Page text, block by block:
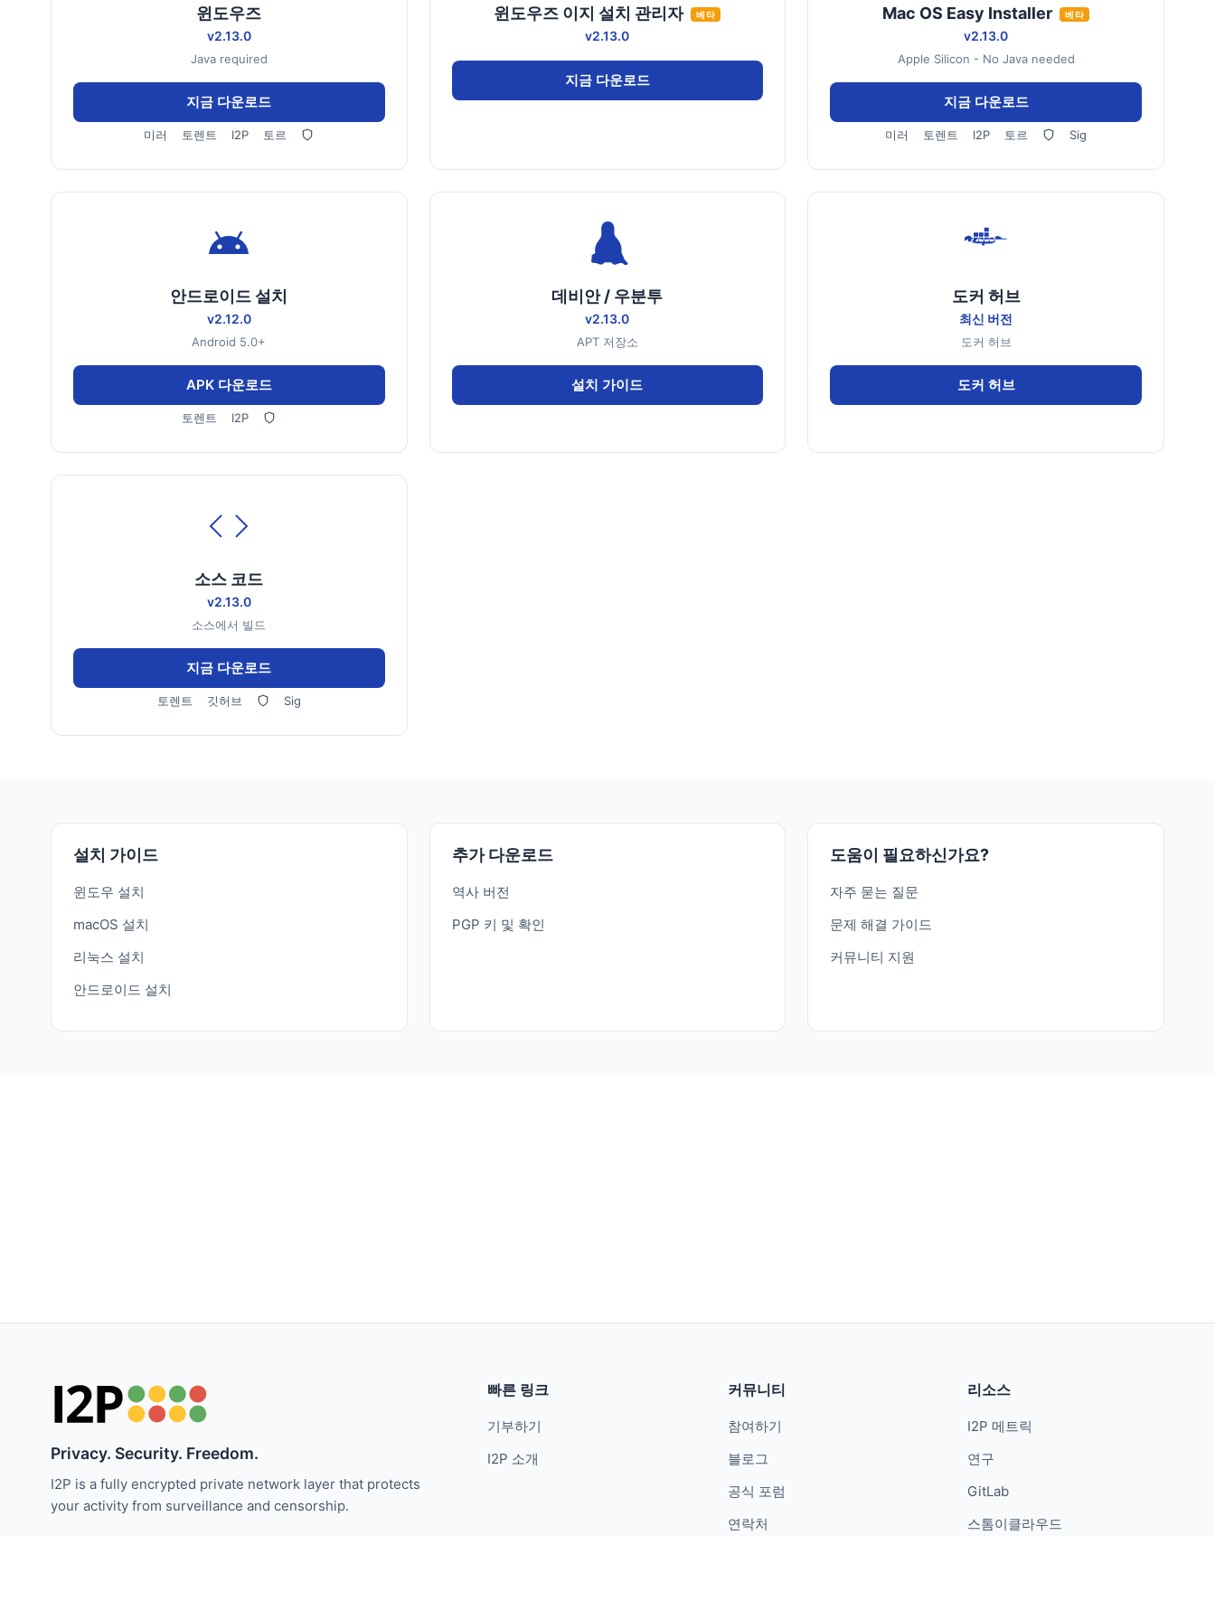
윈도우즈
v2.13.0
Java required
지금 다운로드
미러 토렌트 I2P 토르
윈도우즈 이지 설치 관리자 베타
v2.13.0
지금 다운로드
Mac OS Easy Installer 베타
v2.13.0
Apple Silicon - No Java needed
지금 다운로드
미러 토렌트 I2P 토르 Sig
안드로이드 설치
v2.12.0
Android 5.0+
APK 다운로드
토렌트 I2P
데비안 / 우분투
v2.13.0
APT 저장소
설치 가이드
도커 허브
최신 버전
도커 허브
도커 허브
소스 코드
v2.13.0
소스에서 빌드
지금 다운로드
토렌트 깃허브 Sig
설치 가이드
윈도우 설치
macOS 설치
리눅스 설치
안드로이드 설치
추가 다운로드
역사 버전
PGP 키 및 확인
도움이 필요하신가요?
자주 묻는 질문
문제 해결 가이드
커뮤니티 지원
Privacy. Security. Freedom.
I2P is a fully encrypted private network layer that protects
your activity from surveillance and censorship.
빠른 링크
기부하기
I2P 소개
커뮤니티
참여하기
블로그
공식 포럼
연락처
리소스
I2P 메트릭
연구
GitLab
스톰이클라우드